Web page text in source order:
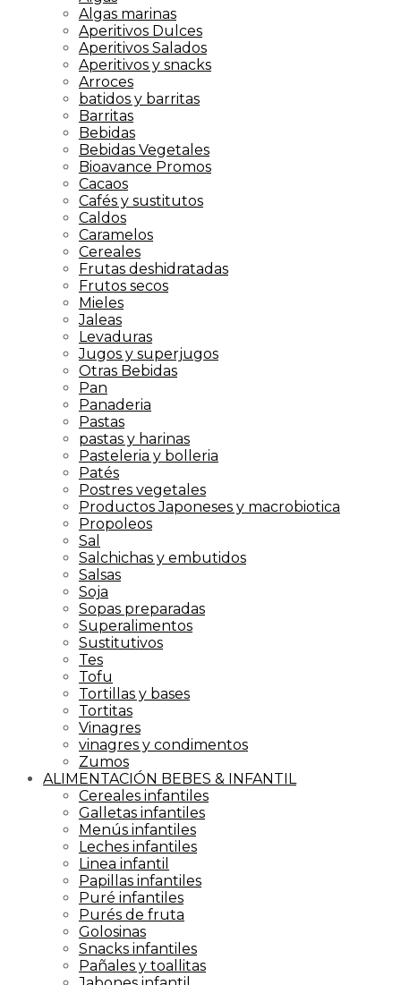
Algas marinas
Aperitivos Dulces
Aperitivos Salados
Aperitivos y snacks
Arroces
batidos y barritas
Barritas
Bebidas
Bebidas Vegetales
Bioavance Promos
Cacaos
Cafés y sustitutos
Caldos
Caramelos
Cereales
Frutas deshidratadas
Frutos secos
Mieles
Jaleas
Levaduras
Jugos y superjugos
Otras Bebidas
Pan
Panaderia
Pastas
pastas y harinas
Pasteleria y bolleria
Patés
Postres vegetales
Productos Japoneses y macrobiotica
Propoleos
Sal
Salchichas y embutidos
Salsas
Soja
Sopas preparadas
Superalimentos
Sustitutivos
Tes
Tofu
Tortillas y bases
Tortitas
Vinagres
vinagres y condimentos
Zumos
ALIMENTACIÓN BEBES & INFANTIL
Cereales infantiles
Galletas infantiles
Menús infantiles
Leches infantiles
Linea infantil
Papillas infantiles
Puré infantiles
Purés de fruta
Golosinas
Snacks infantiles
Pañales y toallitas